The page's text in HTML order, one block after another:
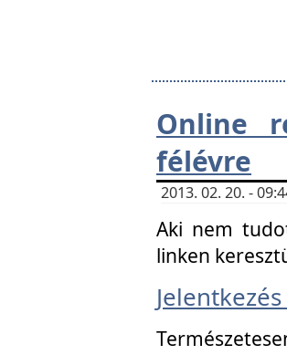
Online
félévre
2013. 02. 20. -
Aki nem
linken
Jelentkezés